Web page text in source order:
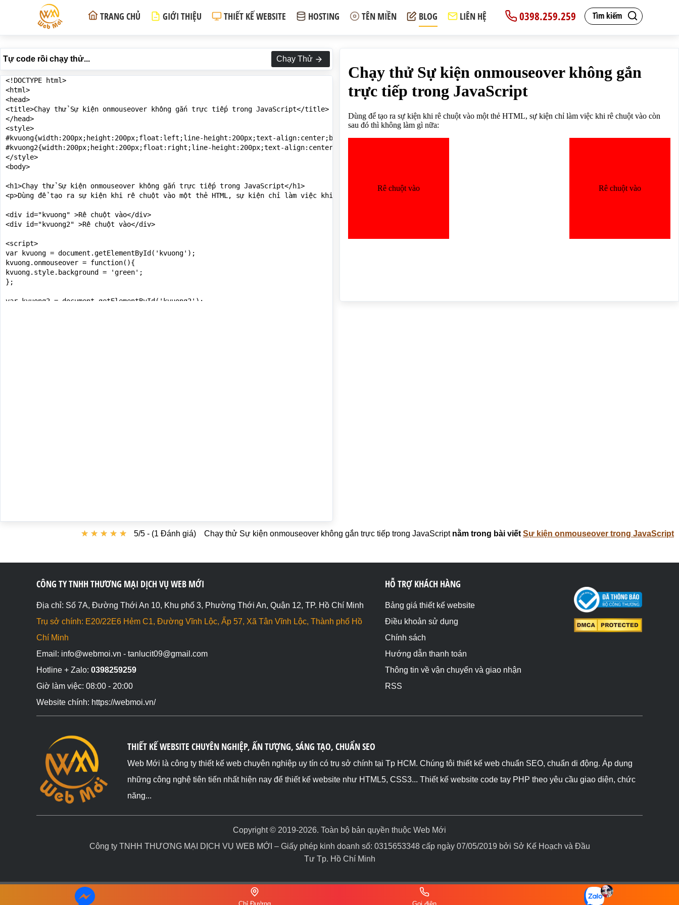
Tìm kiếm
0398.259.259
TRANG CHỦ GIỚI THIỆU THIẾT KẾ WEBSITE HOSTING TÊN MIỀN BLOG LIÊN HỆ
Tự code rồi chạy thử... Chạy Thử
<!DOCTYPE html>
<html>
<head>
<title>Chạy thử Sự kiện onmouseover không gắn trực tiếp trong JavaScript</title>
</head>
<style>
#kvuong{width:200px;height:200px;float:left;line-height:200px;text-align:center;background:red}
#kvuong2{width:200px;height:200px;float:right;line-height:200px;text-align:center;background:red}
</style>
<body>
<h1>Chạy thử Sự kiện onmouseover không gắn trực tiếp trong JavaScript</h1>
<p>Dùng để tạo ra sự kiện khi rê chuột vào một thẻ HTML, sự kiện chỉ làm việc khi rê chuột vào còn sau đó thì không làm gì nữa:</p>
<div id="kvuong" >Rê chuột vào</div>
<div id="kvuong2" >Rê chuột vào</div>
<script>
var kvuong = document.getElementById('kvuong');
kvuong.onmouseover = function(){
kvuong.style.background = 'green';
};
var kvuong2 = document.getElementById('kvuong2');
Chạy thử Sự kiện onmouseover không gắn trực tiếp trong JavaScript nằm trong bài viết Sự kiện onmouseover trong JavaScript
★ ★ ★ ★ ★
★ ★ ★ ★ ★ 5/5 - (1 Đánh giá)
CÔNG TY TNHH THƯƠNG MẠI DỊCH VỤ WEB MỚI
Địa chỉ: Số 7A, Đường Thới An 10, Khu phố 3, Phường Thới An, Quận 12, TP. Hồ Chí Minh
Trụ sở chính: E20/22E6 Hẻm C1, Đường Vĩnh Lộc, Ấp 57, Xã Tân Vĩnh Lộc, Thành phố Hồ
Chí Minh
Email: info@webmoi.vn - tanlucit09@gmail.com
Hotline + Zalo: 0398259259
Giờ làm việc: 08:00 - 20:00
Website chính: https://webmoi.vn/
HỖ TRỢ KHÁCH HÀNG
Bảng giá thiết kế website
Điều khoản sử dụng
Chính sách
Hướng dẫn thanh toán
Thông tin về vận chuyển và giao nhận
RSS
THIẾT KẾ WEBSITE CHUYÊN NGHIỆP, ẤN TƯỢNG, SÁNG TẠO, CHUẨN SEO
Web Mới là công ty thiết kế web chuyên nghiệp uy tín có trụ sở chính tại Tp HCM. Chúng tôi thiết kế web chuẩn SEO, chuẩn di động. Áp dụng
những công nghệ tiên tiến nhất hiện nay để thiết kế website như HTML5, CSS3... Thiết kế website code tay PHP theo yêu cầu giao diện, chức
năng...
Copyright © 2019-2026. Toàn bộ bản quyền thuộc Web Mới
Công ty TNHH THƯƠNG MẠI DỊCH VỤ WEB MỚI – Giấy phép kinh doanh số: 0315653348 cấp ngày 07/05/2019 bởi Sở Kế Hoạch và Đầu
Tư Tp. Hồ Chí Minh